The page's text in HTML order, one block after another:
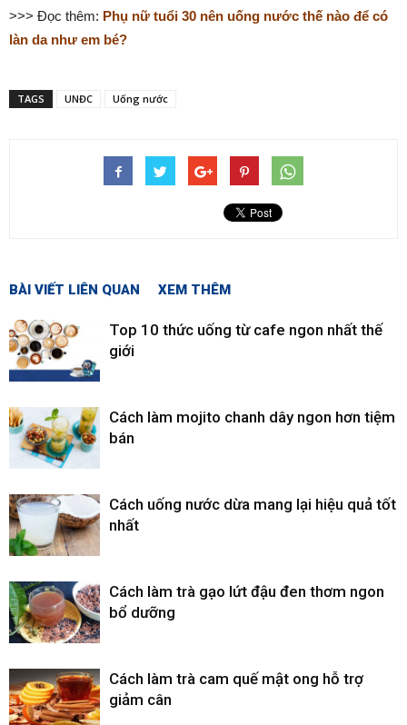
>>> Đọc thêm: Phụ nữ tuổi 30 nên uống nước thế nào để có
làn da như em bé?
TAGS UNĐC Uống nước
BÀI VIẾT LIÊN QUAN XEM THÊM
Top 10 thức uống từ cafe ngon nhất thế
giới
Cách làm mojito chanh dây ngon hơn tiệm
bán
Cách uống nước dừa mang lại hiệu quả tốt
nhất
Cách làm trà gạo lứt đậu đen thơm ngon
bổ dưỡng
Cách làm trà cam quế mật ong hỗ trợ
giảm cân